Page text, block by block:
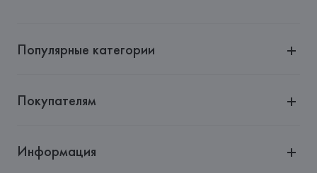
Популярные категории
Покупателям
Информация